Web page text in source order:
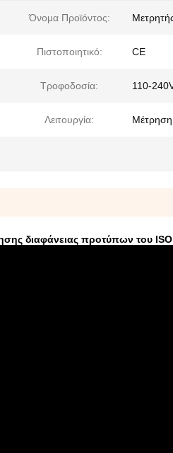
Όνομα Προϊόντος:
Πιστοποιητικό: CE
Τροφοδοσία: 110-
Λειτουργία: Μέτρηση
διαφάνειας προτύπων του